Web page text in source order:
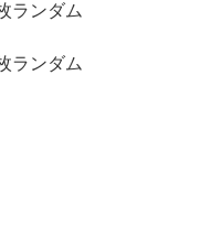
ランダム
ランダム